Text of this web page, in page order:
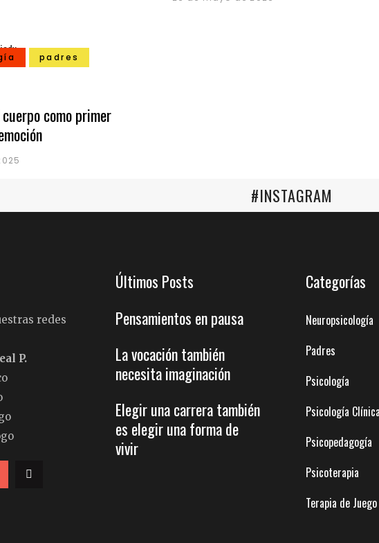
padres
como primer
#INSTAGRAM
redes
P.
Últimos Posts
Pensamientos en pausa
La vocación también
necesita imaginación
Elegir una carrera también
es elegir una forma de
vivir
Categorías
Neuropsicología
Padres
Psicología
Psicología Clínica
Psicopedagogía
Psicoterapia
Terapia de Juego